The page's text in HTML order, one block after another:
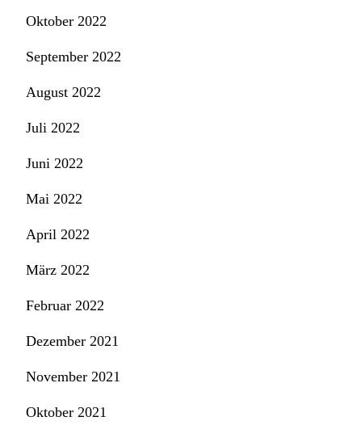
Oktober 2022
September 2022
August 2022
Juli 2022
Juni 2022
Mai 2022
April 2022
März 2022
Februar 2022
Dezember 2021
November 2021
Oktober 2021